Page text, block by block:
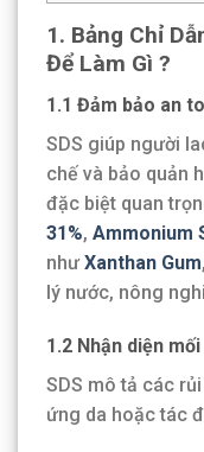
1. Bảng Chỉ
Để Làm Gì ?
1.1 Đảm bảo an
SDS giúp người
chế và bảo quản
đặc biệt quan
31%, Ammonium
nhưXanthan Gum
lý nước, nông
1.2 Nhận diện
SDS mô tả các
ứng da hoặc tác